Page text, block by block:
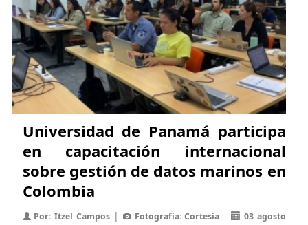
Universidad de Panamá participa
en capacitación internacional
sobre gestión de datos marinos en
Colombia
Por: Itzel Campos| Fotografía: Cortesía
03 agosto